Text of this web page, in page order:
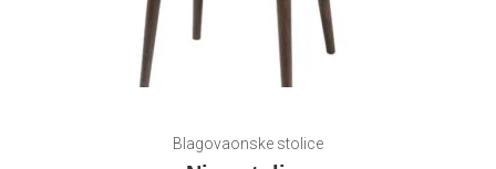
Blagovaonske stolice